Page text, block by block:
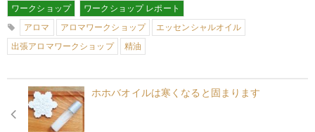
ワークショップ
ワークショップ レポート
アロマ
アロマワークショップ
エッセンシャルオイル
出張アロマワークショップ
精油
ホホバオイルは寒くなると固まります